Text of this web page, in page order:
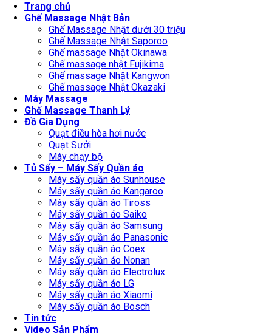
Trang chủ
Ghế Massage Nhật Bản
Ghế Massage Nhật dưới 30 triệu
Ghế Massage Nhật Saporoo
Ghế massage Nhật Okinawa
Ghế massage nhật Fujikima
Ghế massage Nhật Kangwon
Ghế massage Nhật Okazaki
Máy Massage
Ghế Massage Thanh Lý
Đồ Gia Dụng
Quạt điều hòa hơi nước
Quạt Sưởi
Máy chạy bộ
Tủ Sấy – Máy Sấy Quần áo
Máy sấy quần áo Sunhouse
Máy sấy quần áo Kangaroo
Máy sấy quần áo Tiross
Máy sấy quần áo Saiko
Máy sấy quần áo Samsung
Máy sấy quần áo Panasonic
Máy sấy quần áo Coex
Máy sấy quần áo Nonan
Máy sấy quần áo Electrolux
Máy sấy quần áo LG
Máy sấy quần áo Xiaomi
Máy sấy quần áo Bosch
Tin tức
Video Sản Phẩm